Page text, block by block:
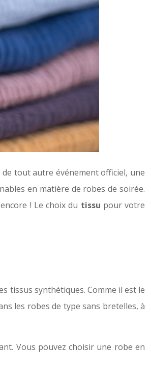
de tout autre événement officiel, une
en matière de robes de soirée.
! Le choix du tissu pour votre
tissus synthétiques. Comme il est le
les robes de type sans bretelles, à
Vous pouvez choisir une robe en